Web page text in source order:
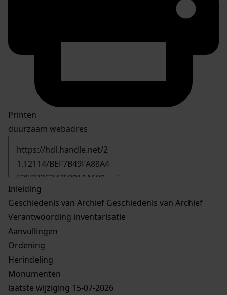
Printen
duurzaam webadres
Inleiding
Geschiedenis van Archief Geschiedenis van Archief
Verantwoording inventarisatie
Aanvullingen
Ordening
Herindeling
Monumenten
laatste wijziging 15-07-2026